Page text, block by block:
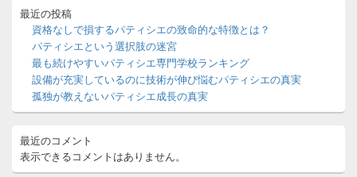
バ
ト
リ
ア
最近の投稿
資格なしで損するパティシエの致命的な特徴とは？
パティシエという選択肢の迷宮
最も続けやすいパティシエ専門学校ランキング
設備が充実しているのに技術が伸び悩むパティシエの真実
孤独が教えないパティシエ成長の真実
最近のコメント
表示できるコメントはありません。